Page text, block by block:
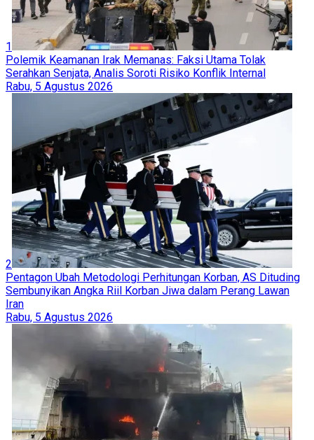
1
Polemik Keamanan Irak Memanas: Faksi Utama Tolak
Serahkan Senjata, Analis Soroti Risiko Konflik Internal
Rabu, 5 Agustus 2026
2
Pentagon Ubah Metodologi Perhitungan Korban, AS Dituding
Sembunyikan Angka Riil Korban Jiwa dalam Perang Lawan
Iran
Rabu, 5 Agustus 2026